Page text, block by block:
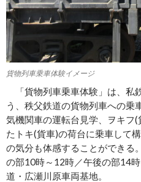
貨物列車乗車体験イメージ
「貨物列車乗車体験」は、私
う、秩父鉄道の貨物列車への乗
気機関車の運転台見学、ヲキフ
たトキ(貨車)の荷台に乗車して
の気分も体感することができる
の部10時～12時／午後の部14
道・広瀬川原車両基地。